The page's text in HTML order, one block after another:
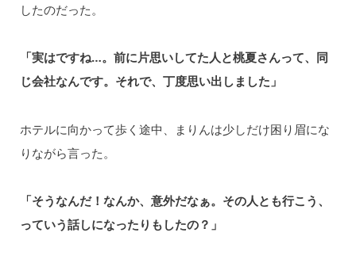
したのだった。
「実はですね…。前に片思いしてた人と桃夏さんって、同
じ会社なんです。それで、丁度思い出しました」
ホテルに向かって歩く途中、まりんは少しだけ困り眉にな
りながら言った。
「そうなんだ！なんか、意外だなぁ。その人とも行こう、
っていう話しになったりもしたの？」